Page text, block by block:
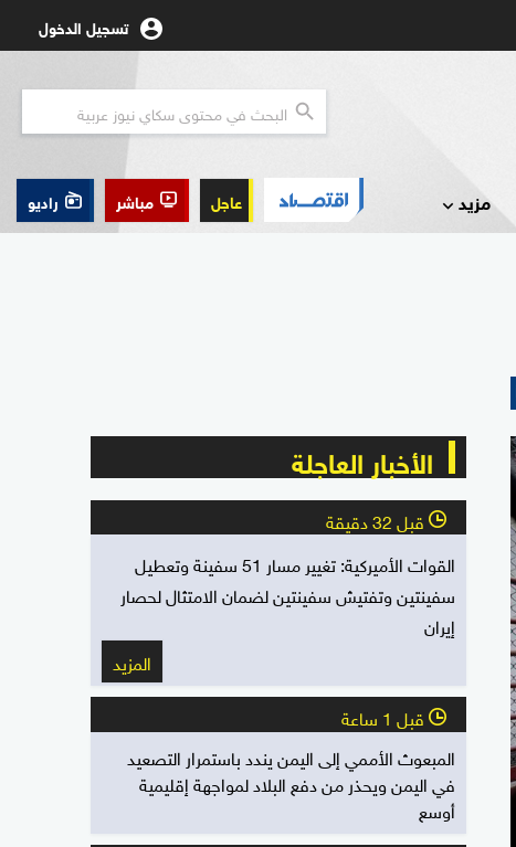
تسجيل الدخول
مزيد عاجل مباشر راديو
الأخبار العاجلة
l قبل 32 دقيقة
القوات الأميركية: تغيير مسار 51 سفينة وتعطيل
سفينتين وتفتيش سفينتين لضمان الامتثال لحصار
إيران
المزيد
l قبل 1 ساعة
المبعوث الأممي إلى اليمن يندد باستمرار التصعيد
في اليمن ويحذر من دفع البلاد لمواجهة إقليمية
أوسع